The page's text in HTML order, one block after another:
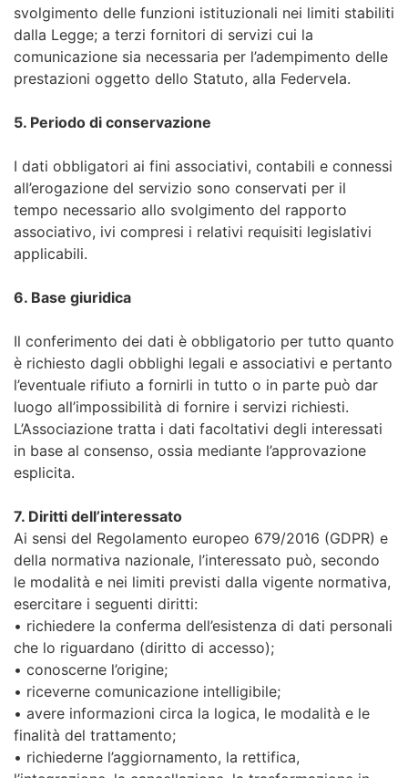
svolgimento delle funzioni istituzionali nei limiti stabiliti
dalla Legge; a terzi fornitori di servizi cui la
comunicazione sia necessaria per l’adempimento delle
prestazioni oggetto dello Statuto, alla Federvela.
5. Periodo di conservazione
I dati obbligatori ai fini associativi, contabili e connessi
all’erogazione del servizio sono conservati per il
tempo necessario allo svolgimento del rapporto
associativo, ivi compresi i relativi requisiti legislativi
applicabili.
6. Base giuridica
Il conferimento dei dati è obbligatorio per tutto quanto
è richiesto dagli obblighi legali e associativi e pertanto
l’eventuale rifiuto a fornirli in tutto o in parte può dar
luogo all’impossibilità di fornire i servizi richiesti.
L’Associazione tratta i dati facoltativi degli interessati
in base al consenso, ossia mediante l’approvazione
esplicita.
7. Diritti dell’interessato
Ai sensi del Regolamento europeo 679/2016 (GDPR) e
della normativa nazionale, l’interessato può, secondo
le modalità e nei limiti previsti dalla vigente normativa,
esercitare i seguenti diritti:
• richiedere la conferma dell’esistenza di dati personali
che lo riguardano (diritto di accesso);
• conoscerne l’origine;
• riceverne comunicazione intelligibile;
• avere informazioni circa la logica, le modalità e le
finalità del trattamento;
• richiederne l’aggiornamento, la rettifica,